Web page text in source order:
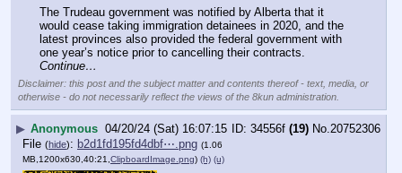
The Trudeau government was notified by Alberta that it
would cease taking immigration detainees in 2020, and the
latest provinces also provided the federal government with
Continue…
Disclaimer: this post and the subject matter and contents thereof - text, media, or
otherwise - do not necessarily reflect the views of the 8kun administration.
▶ Anonymous 04/20/24 (Sat) 16:07:15 34556f (19) No. 20752306
File (hide): b2d1fd195fd4dbf⋯.png (1.06
MB,1200x630,40:21,ClipboardImage.png) (h) (u)